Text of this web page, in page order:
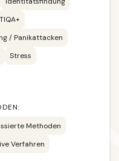
/ Panikattacken
Stress
Methoden
Verfahren